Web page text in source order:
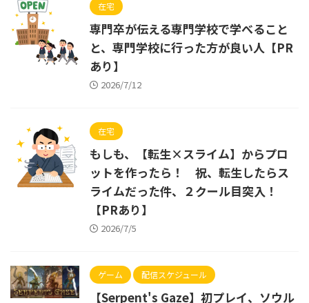
在宅
専門卒が伝える専門学校で学べること
と、専門学校に行った方が良い人【PR
あり】
2026/7/12
在宅
もしも、【転生×スライム】からプロ
ットを作ったら！ 祝、転生したらス
ライムだった件、２クール目突入！
【PRあり】
2026/7/5
ゲーム 配信スケジュール
【Serpent's Gaze】初プレイ、ソウル